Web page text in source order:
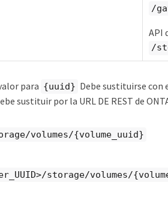
/
API
/
para {uuid} Debe sustituirse con
sustituir por la URL DE REST de
volumes/{volume_uuid}
storage/volumes/